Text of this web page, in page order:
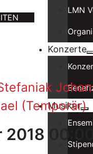
LMN
Konzerte
Musiker
(Temporär)
00:00